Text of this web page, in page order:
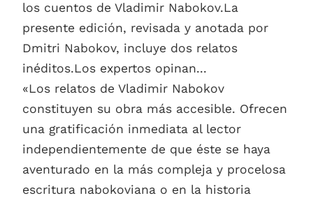
los cuentos de Vladimir Nabokov.La
presente edición, revisada y anotada por
Dmitri Nabokov, incluye dos relatos
inéditos.Los expertos opinan...
«Los relatos de Vladimir Nabokov
constituyen su obra más accesible. Ofrecen
una gratificación inmediata al lector
independientemente de que éste se haya
aventurado en la más compleja y procelosa
escritura nabokoviana o en la historia